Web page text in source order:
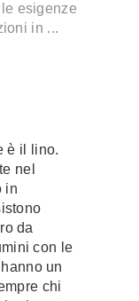
esigenze
in ...
è il lino.
nel
in
da
con le
un
chi